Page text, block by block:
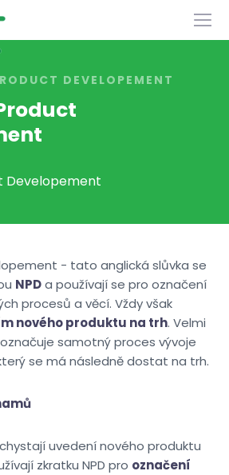
DEVELOPEMENT
Developement
- tato anglická slůvka se
NPDa používají se pro označení
procesů a věcí. Vždy však
nového produktu na trh. Velmi
samotný proces vývoje
se má následně dostat na trh.
uvedení nového produktu
zkratku NPD pro označení